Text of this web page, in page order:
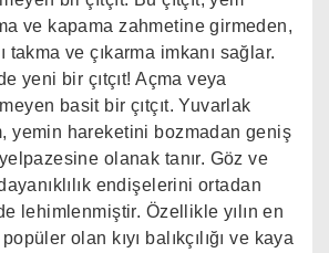
ve kapama zahmetine girmeden,
takma ve çıkarma imkanı sağlar.
yeni bir çıtçıt! Açma veya
basit bir çıtçıt. Yuvarlak
yemin hareketini bozmadan geniş
olanak tanır. Göz ve
endişelerini ortadan
lehimlenmiştir. Özellikle yılın en
olan kıyı balıkçılığı ve kaya